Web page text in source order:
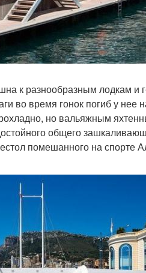
к разнообразным лодкам и
во время гонок погиб у нее
но вальяжным
общего
помешанного на спорте